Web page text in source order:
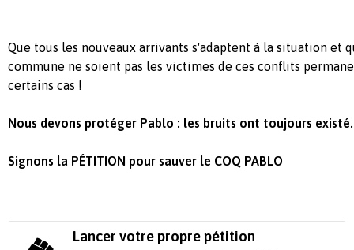
Que tous les nouveaux arrivants s'adaptent à la situation et
commune ne soient pas les victimes de ces conflits
certains cas !
Nous devons protéger Pablo : les bruits ont toujours existé.
Signons la PÉTITION pour sauver le COQ PABLO
Lancer votre propre pétition